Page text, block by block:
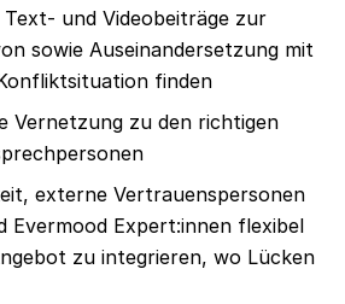
und Videobeiträge zur
sowie Auseinandersetzung mit
finden
Vernetzung zu den richtigen
externe Vertrauenspersonen
Evermood Expert:innen flexibel
zu integrieren, wo Lücken